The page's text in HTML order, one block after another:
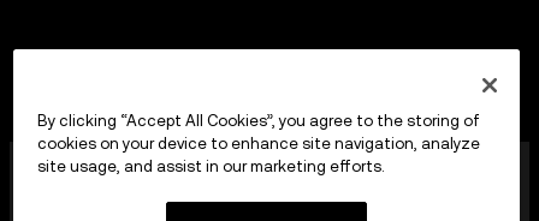
OKX Europe Limited, som opererer under
By clicking “Accept All Cookies”, you agree to the storing of
cookies on your device to enhance site navigation, analyze
site usage, and assist in our marketing efforts.